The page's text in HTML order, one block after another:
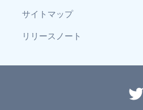
サイトマップ
リリースノート